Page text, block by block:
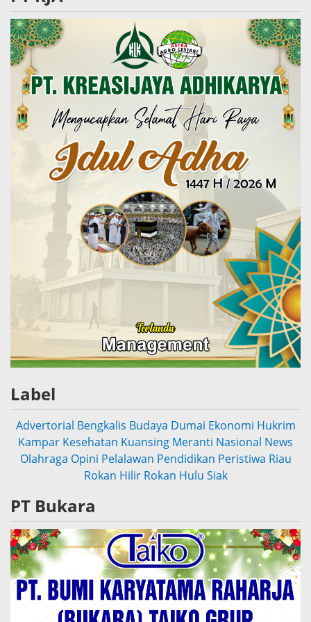
Label
Advertorial Bengkalis Budaya Dumai Ekonomi Hukrim
Kampar Kesehatan Kuansing Meranti Nasional News
Olahraga Opini Pelalawan Pendidikan Peristiwa Riau
Rokan Hilir Rokan Hulu Siak
PT Bukara